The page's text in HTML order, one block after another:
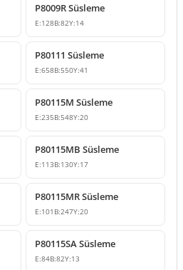
P8009R Süsleme
E:128B:82Y:14
P80111 Süsleme
E:658B:550Y:41
P80115M Süsleme
E:235B:548Y:20
P80115MB Süsleme
E:113B:130Y:17
P80115MR Süsleme
E:101 B:247Y:20
P80115SA Süsleme
E:84B:82Y:13